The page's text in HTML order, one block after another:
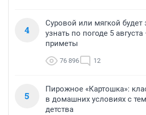
4
Суровой или мягкой
узнать по погоде 5
приметы
76 896 12
5
Пирожное «Картошка»:
в домашних условиях с
детства